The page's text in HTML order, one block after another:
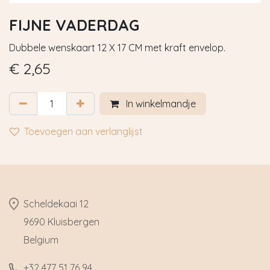
FIJNE VADERDAG
Dubbele wenskaart 12 X 17 CM met kraft envelop.
€ 2,65
In winkelmandje
Toevoegen aan verlanglijst
​Scheldekaai 12
9690 Kluisbergen
​Belgium